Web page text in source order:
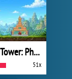
One Shot Tower: Physics Destroyer
51x